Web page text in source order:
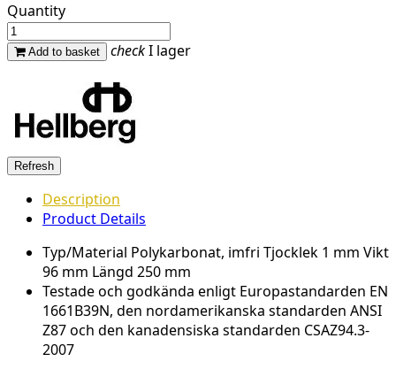
Quantity
Add to basket checkI lager
Description
Product Details
Typ/Material Polykarbonat, imfri Tjocklek 1 mm Vikt
96 mm Längd 250 mm
Testade och godkända enligt Europastandarden EN
1661B39N, den nordamerikanska standarden ANSI
Z87 och den kanadensiska standarden CSAZ94.3-
2007